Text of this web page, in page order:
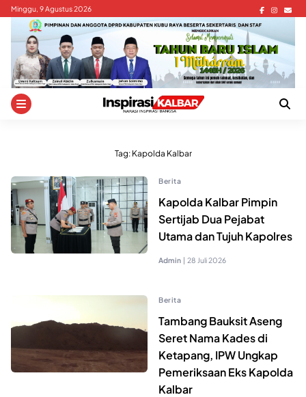
Skip
content
Minggu, 9 Agustus 2026
Tag: Kapolda Kalbar
Berita
Kapolda Kalbar Pimpin
Sertijab Dua Pejabat
Utama dan Tujuh Kapolres
Admin | 28 Juli 2026
Berita
Tambang Bauksit Aseng
Seret Nama Kades di
Ketapang, IPW Ungkap
Pemeriksaan Eks Kapolda
Kalbar